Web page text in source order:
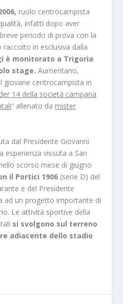
ruolo centrocampista
infatti dopo aver
periodo di prova con la
raccolto in esclusiva dalla
è monitorato a Trigoria
stage. Aumentano,
giovane centrocampista in
14 della società campana
” allenato da mister
dal Presidente Giovanni
esperienza vissuta a San
scorso mese di giugno
il Portici 1906 (serie D) del
e del Presidente
ad un progetto importante di
Le attività sportive della
si svolgono sul terreno
adiacente dello stadio